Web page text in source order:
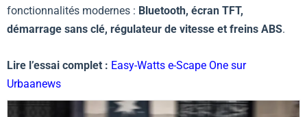
fonctionnalités modernes : Bluetooth, écran TFT,
démarrage sans clé, régulateur de vitesse et freins ABS.
Lire l’essai complet : Easy-Watts e-Scape One sur
Urbaanews